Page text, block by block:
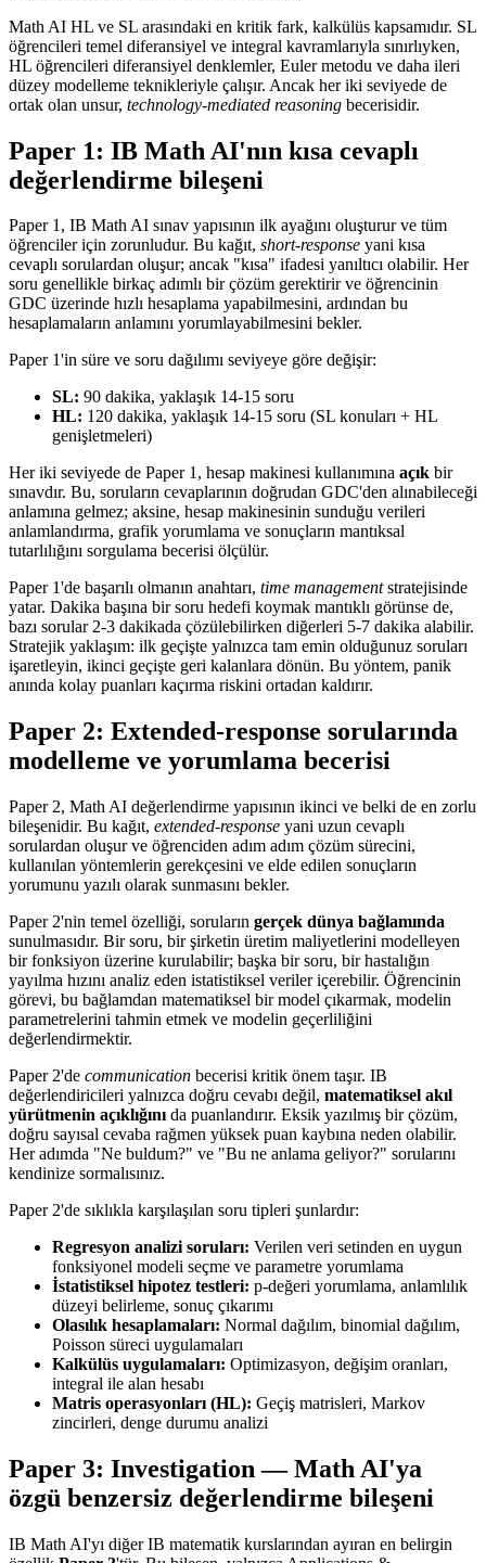
Math AI HL ve SL arasındaki en kritik fark, kalkülüs kapsamıdır. SL
öğrencileri temel diferansiyel ve integral kavramlarıyla sınırlıyken,
HL öğrencileri diferansiyel denklemler, Euler metodu ve daha ileri
düzey modelleme teknikleriyle çalışır. Ancak her iki seviyede de
ortak olan unsur, technology-mediated reasoning becerisidir.
Paper 1: IB Math AI'nın kısa cevaplı
değerlendirme bileşeni
Paper 1, IB Math AI sınav yapısının ilk ayağını oluşturur ve tüm
öğrenciler için zorunludur. Bu kağıt, short-response yani kısa
cevaplı sorulardan oluşur; ancak "kısa" ifadesi yanıltıcı olabilir. Her
soru genellikle birkaç adımlı bir çözüm gerektirir ve öğrencinin
GDC üzerinde hızlı hesaplama yapabilmesini, ardından bu
hesaplamaların anlamını yorumlayabilmesini bekler.
Paper 1'in süre ve soru dağılımı seviyeye göre değişir:
SL: 90 dakika, yaklaşık 14-15 soru
HL: 120 dakika, yaklaşık 14-15 soru (SL konuları + HL
genişletmeleri)
Her iki seviyede de Paper 1, hesap makinesi kullanımına açık bir
sınavdır. Bu, soruların cevaplarının doğrudan GDC'den alınabileceği
anlamına gelmez; aksine, hesap makinesinin sunduğu verileri
anlamlandırma, grafik yorumlama ve sonuçların mantıksal
tutarlılığını sorgulama becerisi ölçülür.
Paper 1'de başarılı olmanın anahtarı, time managementstratejisinde
yatar. Dakika başına bir soru hedefi koymak mantıklı görünse de,
bazı sorular 2-3 dakikada çözülebilirken diğerleri 5-7 dakika alabilir.
Stratejik yaklaşım: ilk geçişte yalnızca tam emin olduğunuz soruları
işaretleyin, ikinci geçişte geri kalanlara dönün. Bu yöntem, panik
anında kolay puanları kaçırma riskini ortadan kaldırır.
Paper 2: Extended-response sorularında
modelleme ve yorumlama becerisi
Paper 2, Math AI değerlendirme yapısının ikinci ve belki de en zorlu
bileşenidir. Bu kağıt, extended-response yani uzun cevaplı
sorulardan oluşur ve öğrenciden adım adım çözüm sürecini,
kullanılan yöntemlerin gerekçesini ve elde edilen sonuçların
yorumunu yazılı olarak sunmasını bekler.
Paper 2'nin temel özelliği, soruların gerçek dünya bağlamında
sunulmasıdır. Bir soru, bir şirketin üretim maliyetlerini modelleyen
bir fonksiyon üzerine kurulabilir; başka bir soru, bir hastalığın
yayılma hızını analiz eden istatistiksel veriler içerebilir. Öğrencinin
görevi, bu bağlamdan matematiksel bir model çıkarmak, modelin
parametrelerini tahmin etmek ve modelin geçerliliğini
değerlendirmektir.
Paper 2'de communication becerisi kritik önem taşır. IB
değerlendiricileri yalnızca doğru cevabı değil, matematiksel akıl
yürütmenin açıklığını da puanlandırır. Eksik yazılmış bir çözüm,
doğru sayısal cevaba rağmen yüksek puan kaybına neden olabilir.
Her adımda "Ne buldum?" ve "Bu ne anlama geliyor?" sorularını
kendinize sormalısınız.
Paper 2'de sıklıkla karşılaşılan soru tipleri şunlardır:
Regresyon analizi soruları: Verilen veri setinden en uygun
fonksiyonel modeli seçme ve parametre yorumlama
İstatistiksel hipotez testleri: p-değeri yorumlama, anlamlılık
düzeyi belirleme, sonuç çıkarımı
Olasılık hesaplamaları: Normal dağılım, binomial dağılım,
Poisson süreci uygulamaları
Kalkülüs uygulamaları: Optimizasyon, değişim oranları,
integral ile alan hesabı
Matris operasyonları (HL): Geçiş matrisleri, Markov
zincirleri, denge durumu analizi
Paper 3: Investigation — Math AI'ya
özgü benzersiz değerlendirme bileşeni
IB Math AI'yı diğer IB matematik kurslarından ayıran en belirgin